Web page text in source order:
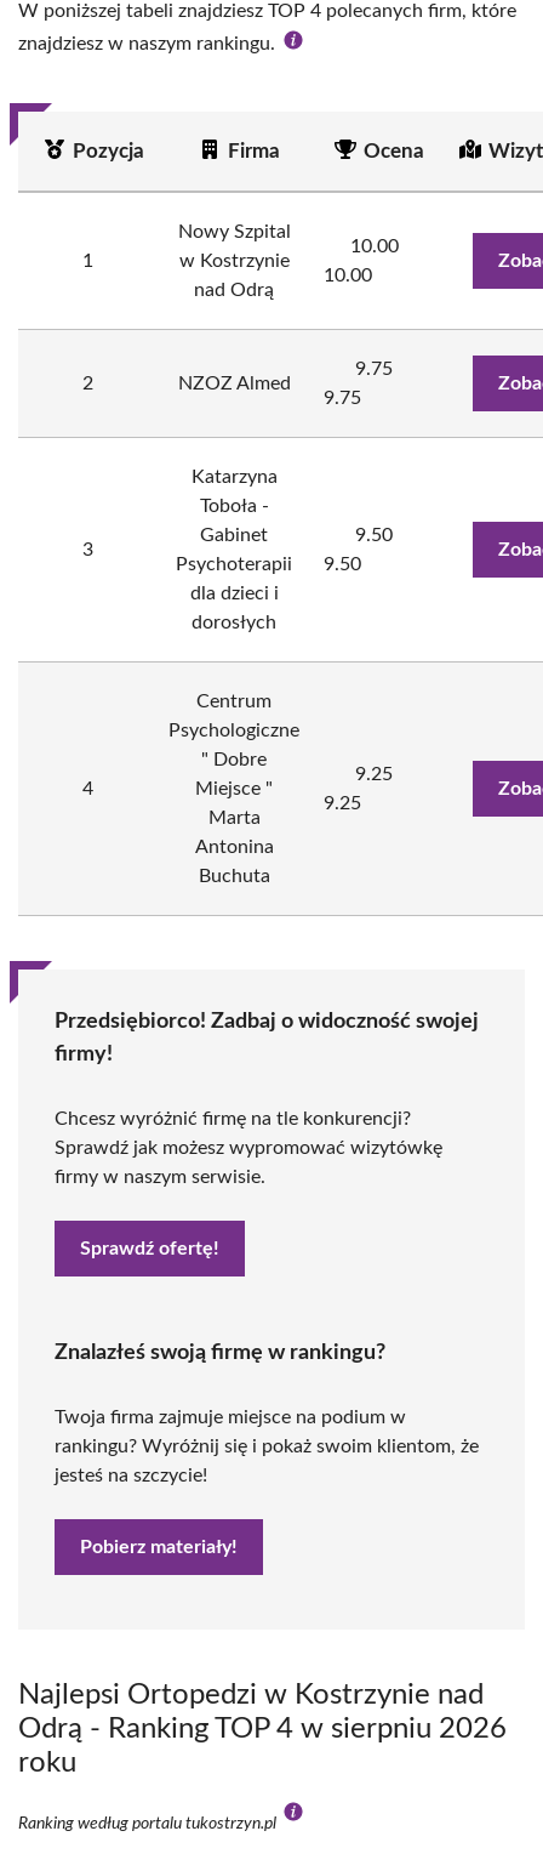
W poniższej tabeli znajdziesz TOP 4 polecanych firm, które
znajdziesz w naszym rankingu.
Pozycja Firma Ocena
1
Nowy Szpital
w Kostrzynie
nad Odrą
10.00
10.00
2 NZOZ Almed
9.75
9.75
3
Katarzyna
Toboła -
Gabinet
Psychoterapii
dla dzieci i
dorosłych
9.50
9.50
4
Centrum
Psychologiczne
" Dobre
Miejsce "
Marta
Antonina
Buchuta
9.25
9.25
Przedsiębiorco! Zadbaj o widoczność swojej
firmy!
Chcesz wyróżnić firmę na tle konkurencji?
Sprawdź jak możesz wypromować wizytówkę
firmy w naszym serwisie.
Sprawdź ofertę!
Znalazłeś swoją firmę w rankingu?
Twoja firma zajmuje miejsce na podium w
rankingu? Wyróżnij się i pokaż swoim klientom, że
jesteś na szczycie!
Pobierz materiały!
Najlepsi Ortopedzi w Kostrzynie nad
Odrą - Ranking TOP 4 w sierpniu 2026
roku
Ranking według portalu tukostrzyn.pl